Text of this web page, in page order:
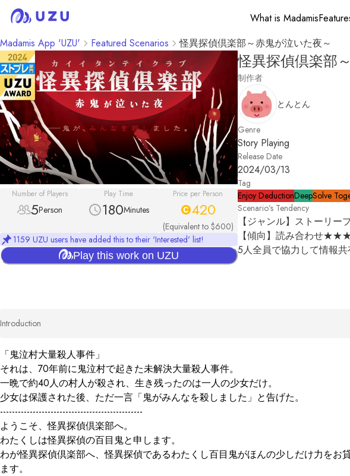
What is Madamis
Madamis App 'UZU' Featured Scenarios 怪異探偵倶楽部～赤鬼が泣いた夜～
Number of Players
5Person
Play Time
180Minutes
Price per Person
420
(Equivalent to $600)
1159 UZU users have added this to their 'Interested' list!
Play this work on UZU
怪異探偵倶楽部
制作者
とんとん
Genre
Story Playing
Release Date
2024/03/13
Tag
Enjoy DeductionDeepSolve
Scenario’s Tendency
【ジャンル】ストーリ
【傾向】読み合わせ
5人全員で協力して情報
Introduction
「鬼泣村大量殺人事件」
それは、70年前に鬼泣村で起きた未解決大量殺人事件。
一晩で約40人の村人が殺され、生き残ったのは一人の少女だけ。
少女は保護された後、ただ一言「鬼がみんなを殺しました」と告げた。
------------------------------------------------
ようこそ、怪異探偵倶楽部へ。
わたくしは怪異探偵の百目鬼と申します。
わが怪異探偵倶楽部へ、怪異探偵であるわたくし百目鬼がほんの少しだけ力を
ます。